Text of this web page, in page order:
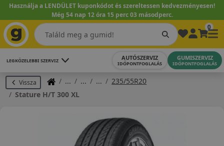
Használja a LENDÜLET kuponkódot és szereltessen kedvezményesen!
Még 54 nap 12 óra 15 perc 02 másodperc.
0
LEGKÖZELEBBI SZERVIZ AUTÓSZERVIZ
IDŐPONTFOGLALÁS
GUMISZERVIZ
IDŐPONTFOGLALÁS
Vissza
235/55R20
Stature H/T 300 XL